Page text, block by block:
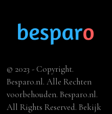
© 2023 - Copyright.
Besparo.nl. Alle Rechten
voorbehouden. Besparo.nl.
All Rights Reserved. Bekijk